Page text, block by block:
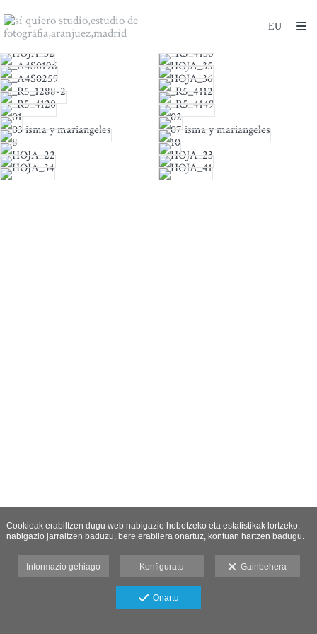
Cookieak erabiltzen dugu web nabigazio hobetzeko eta estatistikak lortzeko.
nabigazio jarraitzen baduzu, bere erabilera onartuz, kontuan hartzen badugu.
Informazio gehiago Konfiguratu Gainbehera
Onartu